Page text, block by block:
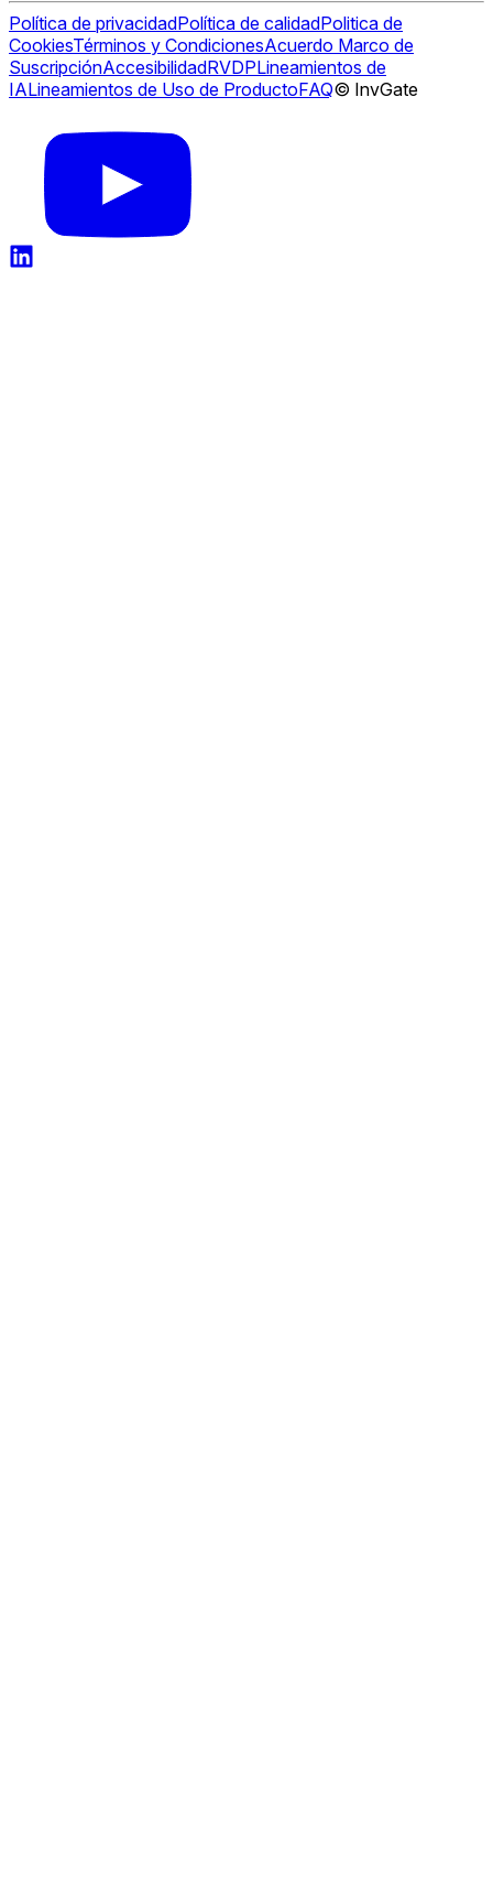
Política de privacidadPolítica de calidadPolitica de
CookiesTérminos y CondicionesAcuerdo Marco de
SuscripciónAccesibilidadRVDPLineamientos de
IALineamientos de Uso de ProductoFAQ© InvGate